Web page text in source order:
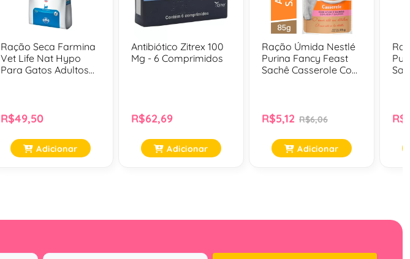
Ração Seca Farmina
Vet Life Nat Hypo
Para Gatos Adultos
R$49,50
Adicionar
Antibiótico Zitrex 100
Mg - 6 Comprimidos
R$62,69
Adicionar
Ração Úmida Nestlé
Purina Fancy Feast
Sachê Casserole Com
R$5,12 R$6,06
Adicionar